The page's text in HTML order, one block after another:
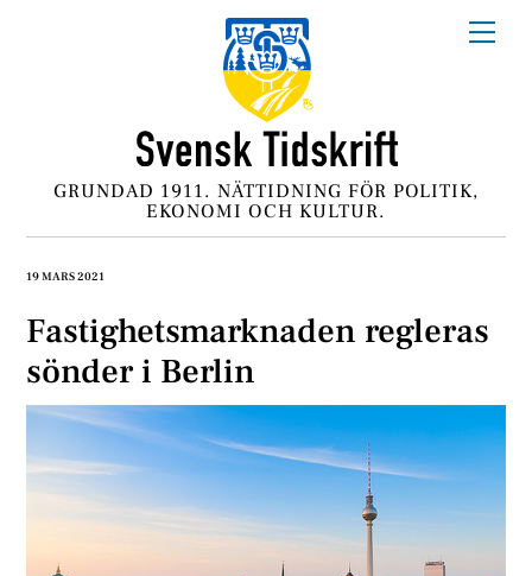
GRUNDAD 1911. NÄTTIDNING FÖR POLITIK,
EKONOMI OCH KULTUR.
19 MARS 2021
Fastighetsmarknaden regleras
sönder i Berlin